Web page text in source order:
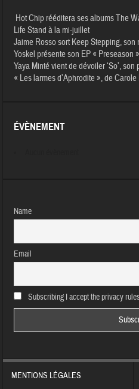
Hot Chip rééditera ses albums The
Life Stand à la mi-juillet
Jaime Rosso sort Keep Stepping, son
Yoskel présente son EP « Preseason
Yaya Minté vient de dévoiler ‘So’,
« Les larmes d’Aphrodite », de
ÉVÈNEMENT
Name
Email
Subscribing I accept the privacy
MENTIONS LÉGALES